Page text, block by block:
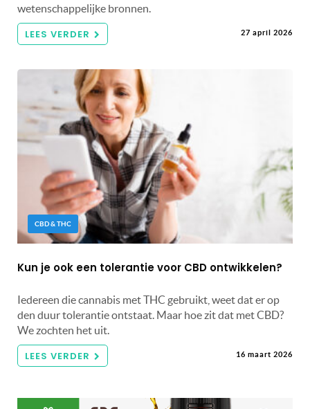
wetenschappelijke bronnen.
LEES VERDER 27 april 2026
CBD & THC
Kun je ook een tolerantie voor CBD ontwikkelen?
Iedereen die cannabis met THC gebruikt, weet dat er op
den duur tolerantie ontstaat. Maar hoe zit dat met CBD?
We zochten het uit.
LEES VERDER 16 maart 2026